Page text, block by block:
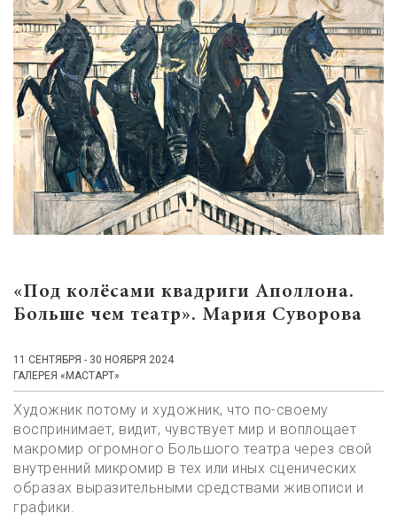
«Под колёсами квадриги Аполлона.
Больше чем театр». Мария Суворова
11 СЕНТЯБРЯ - 30 НОЯБРЯ 2024
ГАЛЕРЕЯ «МАСТАРТ»
Художник потому и художник, что по-своему
воспринимает, видит, чувствует мир и воплощает
макромир огромного Большого театра через свой
внутренний микромир в тех или иных сценических
образах выразительными средствами живописи и
графики.